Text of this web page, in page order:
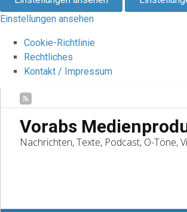
Einstellungen ansehen
Cookie-Richtlinie
Rechtliches
Kontakt / Impressum
Vorabs
Nachrichten, Texte, Podcast, O-Töne,